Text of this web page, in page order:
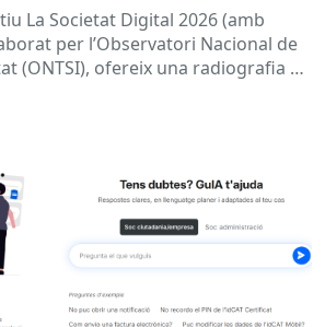
La Societat Digital 2026 (amb
per l’Observatori Nacional de
(ONTSI), ofereix una radiografia de